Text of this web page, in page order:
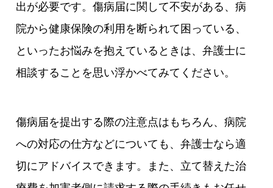
出が必要です。傷病届に関して不安がある、病
院から健康保険の利用を断られて困っている、
といったお悩みを抱えているときは、弁護士に
相談することを思い浮かべてみてください。
傷病届を提出する際の注意点はもちろん、病院
への対応の仕方などについても、弁護士なら適
切にアドバイスできます。また、立て替えた治